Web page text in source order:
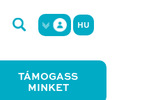
HU
TÁMOGASS
MINKET